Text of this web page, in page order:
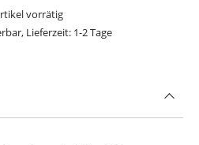
vorrätig
Lieferzeit: 1-2 Tage